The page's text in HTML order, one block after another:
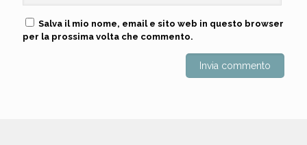
Salva il mio nome, email e sito web in questo browser
per la prossima volta che commento.